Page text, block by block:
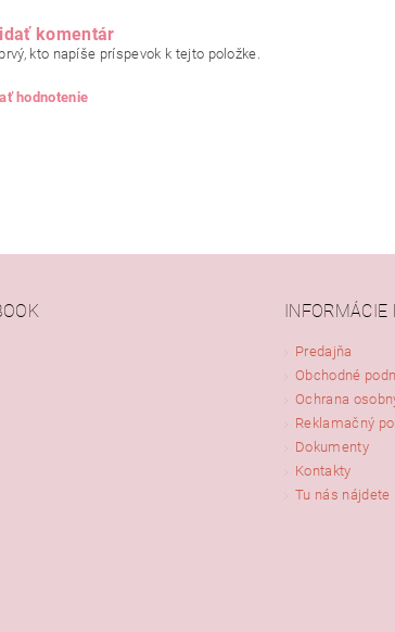
komentár
kto napíše príspevok k tejto položke.
hodnotenie
podmienkami ochrany
INFORMÁCIE
Predajňa
Obchodné
Ochrana
Reklamačný
Dokumenty
Kontakty
Tu nás nájdete